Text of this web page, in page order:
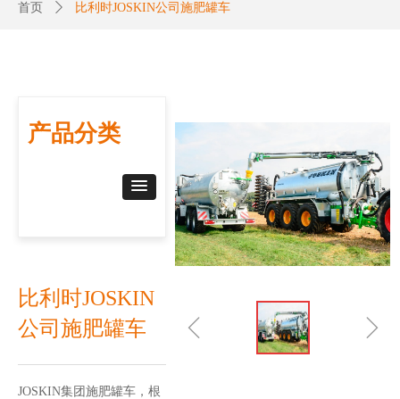
首页 ꄲ 比利时JOSKIN公司施肥罐车
产品分类
ꁆ ꁇ
比利时JOSKIN
公司施肥罐车
JOSKIN集团施肥罐车，根